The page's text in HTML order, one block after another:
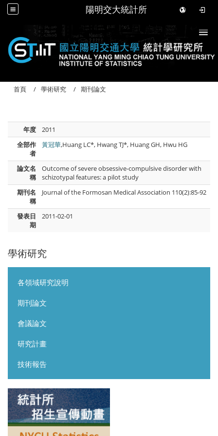
陽明交大統計所
學術研究
各領域研究說明
期刊論文
會議論文
研究計畫
技術報告
首頁 學術研究 期刊論文
年度
2011
全部作
者
黃冠華,Huang LC*, Hwang TJ*, Huang GH, Hwu HG
論文名
稱
Outcome of severe obsessive-compulsive disorder with
schizotypal features: a pilot study
期刊名
稱
Journal of the Formosan Medical Association 110(2):85-92
發表日
期
2011-02-01